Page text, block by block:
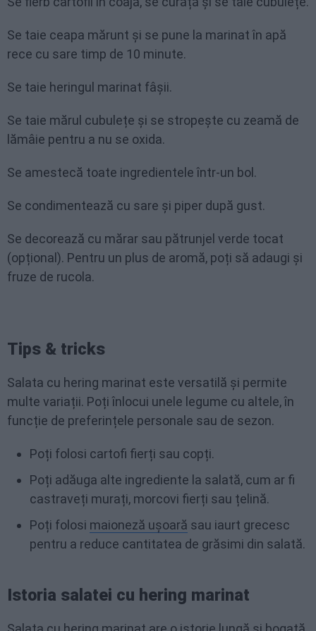
Se taie ceapa mărunt și se pune la marinat în apă
rece cu sare timp de 10 minute.
Se taie heringul marinat fâșii.
Se taie mărul cubulețe și se stropește cu zeamă de
lămâie pentru a nu se oxida.
Se amestecă toate ingredientele într-un bol.
Se condimentează cu sare și piper după gust.
Se decorează cu mărar sau pătrunjel verde tocat
(opțional). Pentru un plus de aromă, poți să adaugi și
fruze de rucola.
Tips & tricks
Salata cu hering marinat este versatilă și permite
multe variații. Poți înlocui unele legume cu altele, în
funcție de preferințele personale sau de sezon.
Poți folosi cartofi fierți sau copți.
Poți adăuga alte ingrediente la salată, cum ar fi
castraveți murați, morcovi fierți sau țelină.
Poți folosi maioneză ușoară sau iaurt grecesc
pentru a reduce cantitatea de grăsimi din salată.
Istoria salatei cu hering marinat